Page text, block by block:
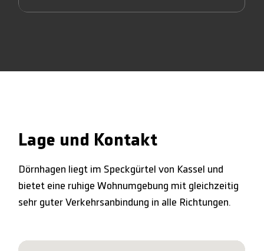
Lage und Kontakt
Dörnhagen liegt im Speckgürtel von Kassel und
bietet eine ruhige Wohnumgebung mit gleichzeitig
sehr guter Verkehrsanbindung in alle Richtungen.